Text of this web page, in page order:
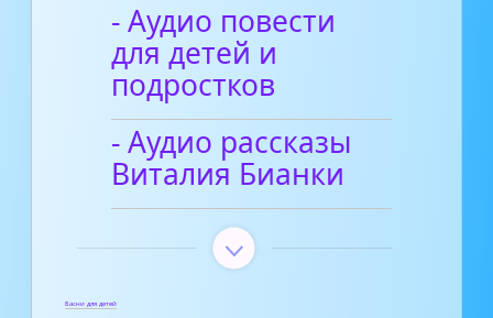
- Аудио повести
для детей и
подростков
- Аудио рассказы
Виталия Бианки
Басни для детей